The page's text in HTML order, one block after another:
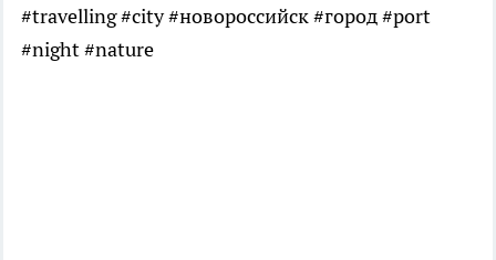
#travelling #city #новороссийск #город #port
#night #nature